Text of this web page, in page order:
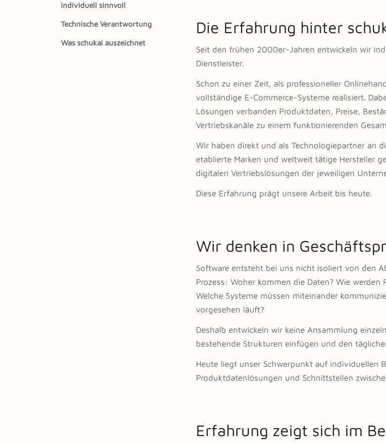
Individuell sinnvoll
Technische Verantwortung
Was schukai auszeichnet
Die Erfahrung hinter
Seit den frühen 2000er-Jahren entwickeln wir
Dienstleister.
Schon zu einer Zeit, als professioneller
vollständige E-Commerce-Systeme realisiert.
Lösungen verbanden Produktdaten, Preise,
Vertriebskanäle zu einem funktionierenden
Wir haben direkt und als Technologiepartner an
etablierte Marken und weltweit tätige Hersteller
digitalen Vertriebslösungen der jeweiligen
Diese Erfahrung prägt unsere Arbeit bis heute.
Wir denken in
Software entsteht bei uns nicht isoliert von den
Prozess: Woher kommen die Daten? Wie
Welche Systeme müssen miteinander
vorgesehen läuft?
Deshalb entwickeln wir keine Ansammlung
bestehende Strukturen einfügen und den
Heute liegt unser Schwerpunkt auf individuellen
Produktdatenlösungen und Schnittstellen
Erfahrung zeigt sich im